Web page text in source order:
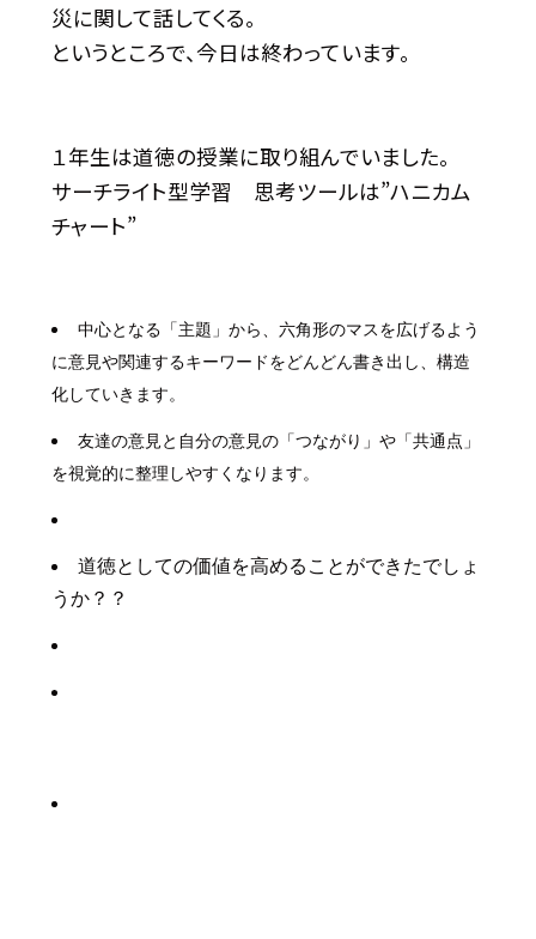
災に関して話してくる。
というところで、今日は終わっています。
１年生は道徳の授業に取り組んでいました。
サーチライト型学習 思考ツールは”ハニカム
チャート”
中心となる「主題」から、六角形のマスを広げるよう
に意見や関連するキーワードをどんどん書き出し、構造
化していきます。
友達の意見と自分の意見の「つながり」や「共通点」
を視覚的に整理しやすくなります。
道徳としての価値を高めることができたでしょ
うか？？